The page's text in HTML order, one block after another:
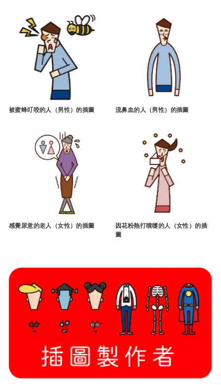
被蜜蜂叮咬的人（男性）的插圖 流鼻血的人（男性）的插圖
感覺尿意的老人（女性）的插圖
因花粉熱打噴嚏的人（女性）的插
圖